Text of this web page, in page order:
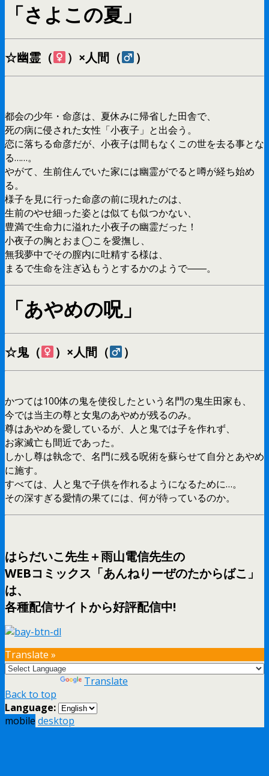
「さよこの夏」
☆幽霊（ ）×人間（ ）
都会の少年・命彦は、夏休みに帰省した田舎で、
死の病に侵された女性「小夜子」と出会う。
恋に落ちる命彦だが、小夜子は間もなくこの世を去る事とな
る……。
やがて、生前住んでいた家には幽霊がでると噂が経ち始め
る。
様子を見に行った命彦の前に現れたのは、
生前のやせ細った姿とは似ても似つかない、
豊満で生命力に溢れた小夜子の幽霊だった！
小夜子の胸とおま◯こを愛撫し、
無我夢中でその膣内に吐精する様は、
まるで生命を注ぎ込もうとするかのようで――。
「あやめの呪」
☆鬼（ ）×人間（ ）
かつては100体の鬼を使役したという名門の鬼生田家も、
今では当主の尊と女鬼のあやめが残るのみ。
尊はあやめを愛しているが、人と鬼では子を作れず、
お家滅亡も間近であった。
しかし尊は執念で、名門に残る呪術を蘇らせて自分とあやめ
に施す。
すべては、人と鬼で子供を作れるようになるために…。
その深すぎる愛情の果てには、何が待っているのか。
はらだいこ先生＋雨山電信先生の
WEBコミックス「あんねりーぜのたからばこ」
は、
各種配信サイトから好評配信中!
Translate »
Translate
Back to top
Language:
mobile desktop